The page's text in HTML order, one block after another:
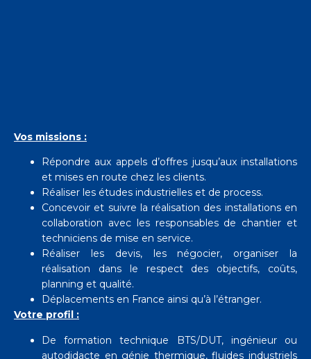
Vos missions :
Répondre aux appels d’offres jusqu’aux installations
et mises en route chez les clients.
Réaliser les études industrielles et de process.
Concevoir et suivre la réalisation des installations en
collaboration avec les responsables de chantier et
techniciens de mise en service.
Réaliser les devis, les négocier, organiser la
réalisation dans le respect des objectifs, coûts,
planning et qualité.
Déplacements en France ainsi qu’à l’étranger.
Votre profil :
De formation technique BTS/DUT, ingénieur ou
autodidacte en génie thermique, fluides industriels